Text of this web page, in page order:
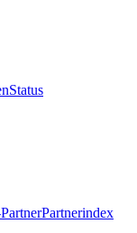
Status
Partnerindex